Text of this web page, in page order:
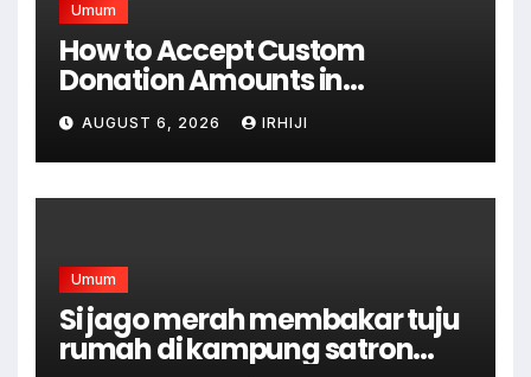
Umum
How to Accept Custom
Donation Amounts in
WordPress with Stripe
AUGUST 6, 2026 IRHIJI
Umum
Si jago merah membakar tuju
rumah di kampung satron